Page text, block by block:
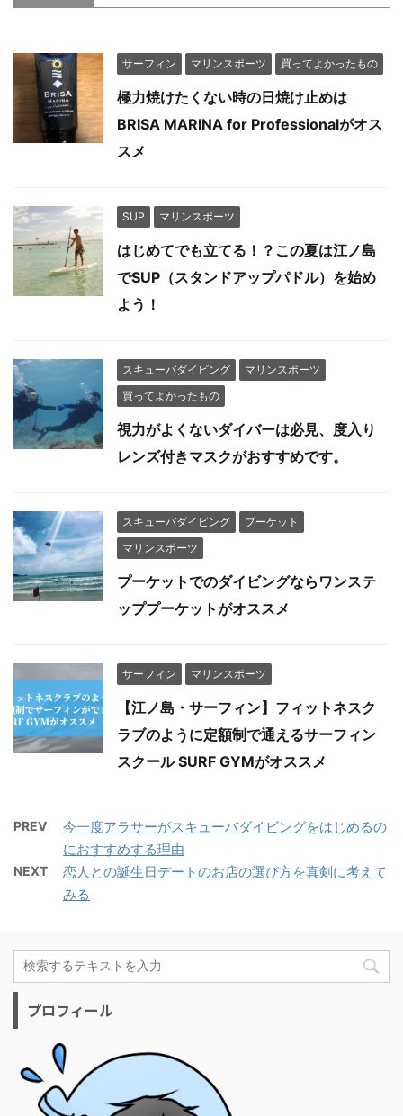
サーフィン マリンスポーツ 買ってよかったもの
極力焼けたくない時の日焼け止めは
BRISA MARINA for Professionalがオス
スメ
SUP マリンスポーツ
はじめてでも立てる！？この夏は江ノ島
でSUP（スタンドアップパドル）を始め
よう！
スキューバダイビング
マリンスポーツ
買ってよかったもの
視力がよくないダイバーは必見、度入り
レンズ付きマスクがおすすめです。
スキューバダイビング
プーケット
マリンスポーツ
プーケットでのダイビングならワンステ
ッププーケットがオススメ
サーフィン マリンスポーツ
【江ノ島・サーフィン】フィットネスク
ラブのように定額制で通えるサーフィン
スクール SURF GYMがオススメ
PREV
今一度アラサーがスキューバダイビングをはじめるの
におすすめする理由
NEXT
恋人との誕生日デートのお店の選び方を真剣に考えて
みる
プロフィール